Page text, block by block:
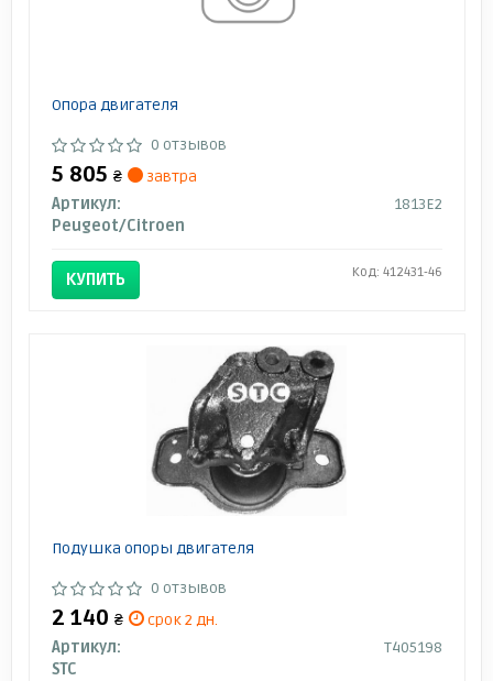
Опора двигателя
0 отзывов
5 805 ₴
завтра
Артикул:
1813E2
Peugeot/Citroen
КУПИТЬ Код: 412431-46
Подушка опоры двигателя
0 отзывов
2 140 ₴
срок 2 дн.
Артикул:
T405198
STC